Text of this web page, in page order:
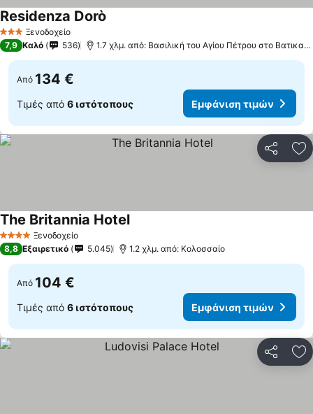
3 ΑστέριαΞενοδοχείο
Residenza Dorò
7,9 Καλό 536 1.7 χλμ. από: Βασιλική του Αγίου Πέτρου στο Βατικανό
Από 134 €
Τιμές από 6 ιστότοπους Εμφάνιση τιμών
4 ΑστέριαΞενοδοχείο
The Britannia HotelΕμφάνιση τιμών
8,8 Εξαιρετικό 5.045 1.2 χλμ. από: Κολοσσαίο
Από 104 €
Τιμές από 6 ιστότοπους Εμφάνιση τιμών